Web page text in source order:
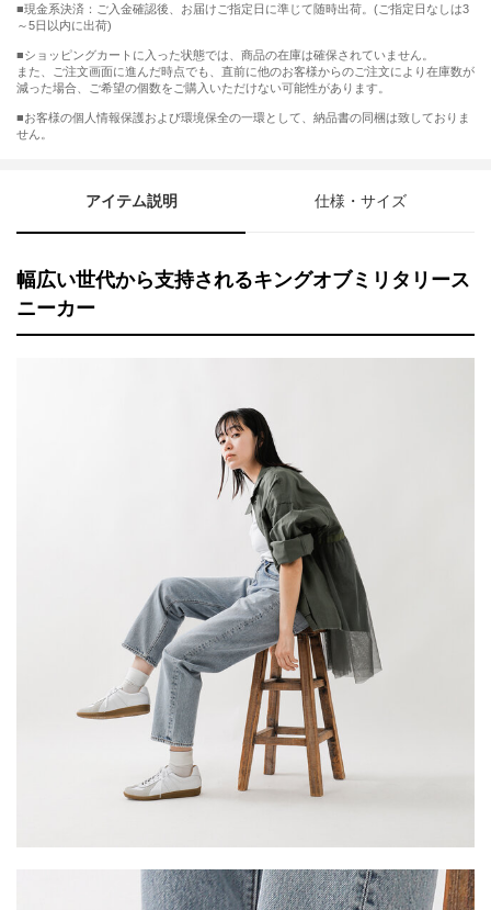
■現金系決済：ご入金確認後、お届けご指定日に準じて随時出荷。(ご指定日なしは3
～5日以内に出荷)
■ショッピングカートに入った状態では、商品の在庫は確保されていません。
また、ご注文画面に進んだ時点でも、直前に他のお客様からのご注文により在庫数が
減った場合、ご希望の個数をご購入いただけない可能性があります。
■お客様の個人情報保護および環境保全の一環として、納品書の同梱は致しておりま
せん。
アイテム説明 仕様・サイズ
幅広い世代から支持されるキングオブミリタリース
ニーカー